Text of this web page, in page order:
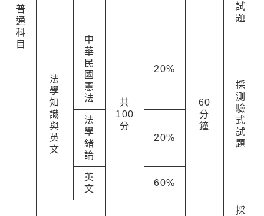
普
通
科
目
試
題
法
學
知
識
與
英
文
中
華
民
國
憲
法
共
100
分
20%
60
分
鐘
採
測
驗
式
試
題
法
學
緒
論
20%
英
文
60%
採